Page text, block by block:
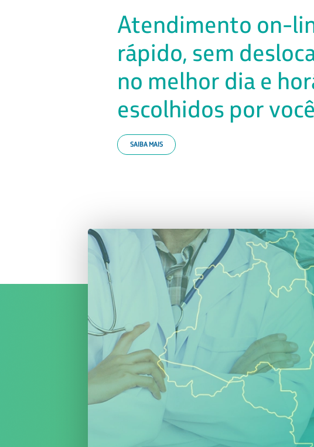
Atendimento on-
rápido, sem
no melhor dia e
escolhidos por
SAIBA MAIS